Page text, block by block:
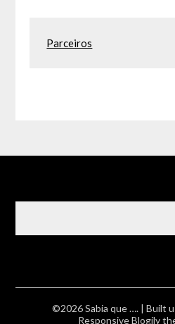
Parceiros
©2026 Sabia que …. | Built
Responsive Blogily